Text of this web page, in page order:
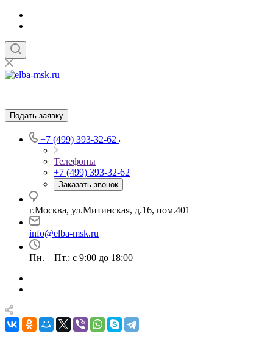
Подать заявку
+7 (499) 393-32-62
Телефоны
+7 (499) 393-32-62
Заказать звонок
г.Москва, ул.Митинская, д.16, пом.401
info@elba-msk.ru
Пн. – Пт.: с 9:00 до 18:00